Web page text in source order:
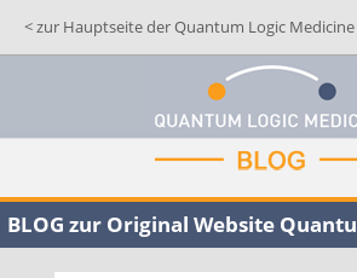
< zur Hauptseite der Quantum Logic Medicine
BLOG zur Original Website